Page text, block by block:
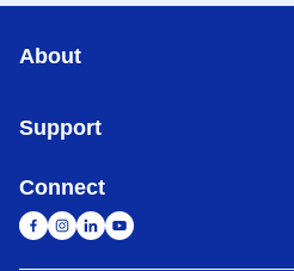
About
Support
Connect